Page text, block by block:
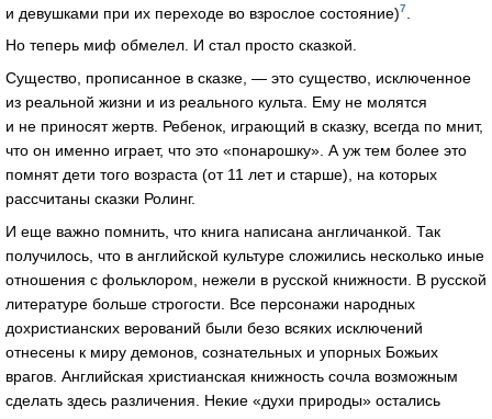
и девушками при их переходе во взрослое состояние)7
Но теперь миф обмелел. И стал просто сказкой.
Существо, прописанное в сказке, — это существо, исключенное
из реальной жизни и из реального культа. Ему не молятся
и не приносят жертв. Ребенок, играющий в сказку, всегда по мнит,
что он именно играет, что это «понарошку». А уж тем более это
помнят дети того возраста (от 11 лет и старше), на которых
рассчитаны сказки Ролинг.
И еще важно помнить, что книга написана англичанкой. Так
получилось, что в английской культуре сложились несколько иные
отношения с фольклором, нежели в русской книжности. В русской
литературе больше строгости. Все персонажи народных
дохристианских верований были безо всяких исключений
отнесены к миру демонов, сознательных и упорных Божьих
врагов. Английская христианская книжность сочла возможным
сделать здесь различения. Некие «духи природы» остались